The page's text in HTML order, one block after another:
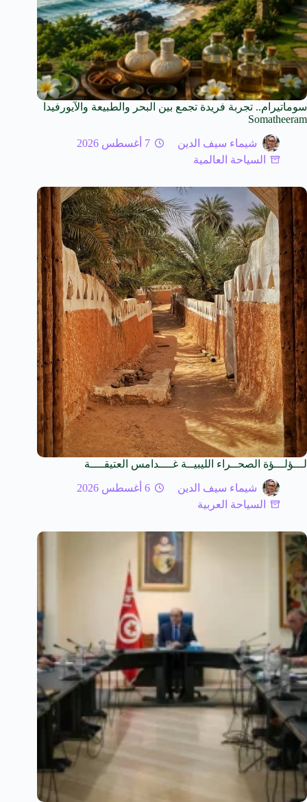
سوماتيرام.. تجربة فريدة تجمع بين البحر والطبيعة والآيورفيدا
Somatheeram
شيماء سيف الدين
7 أغسطس 2026
السياحة العالمية
لـــؤلـــؤة الصحــراء الليبيــة غــــدامس العتيقــــة
شيماء سيف الدين
6 أغسطس 2026
السياحة العربية